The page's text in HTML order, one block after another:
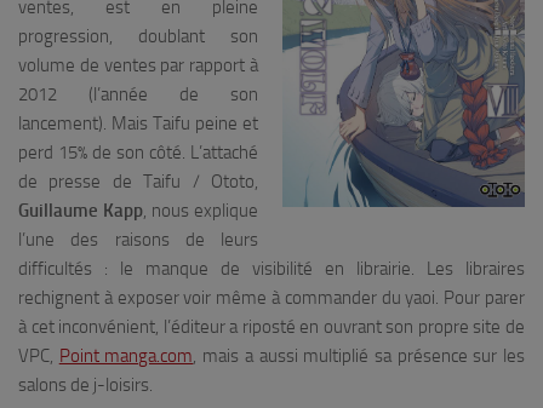
ventes, est en pleine
progression, doublant son
volume de ventes par rapport à
2012 (l’année de son
lancement). Mais Taifu peine et
perd 15% de son côté. L’attaché
de presse de Taifu / Ototo,
Guillaume Kapp, nous explique
l’une des raisons de leurs
difficultés : le manque de visibilité en librairie. Les libraires
rechignent à exposer voir même à commander du yaoi. Pour parer
à cet inconvénient, l’éditeur a riposté en ouvrant son propre site de
VPC, Point manga.com, mais a aussi multiplié sa présence sur les
salons de j-loisirs.